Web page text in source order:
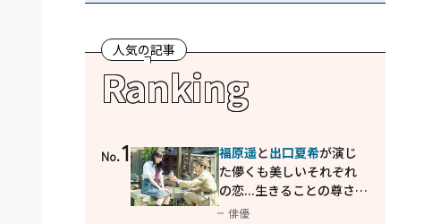
人気の記事
Ranking
No.1 福原遥と出口夏希が演じ
た儚くも美しいそれぞれ
の恋...生きることの尊さを
教えてくれた映画「あの
俳優